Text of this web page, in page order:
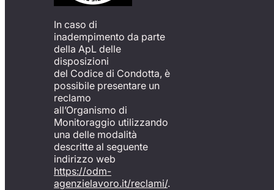
In caso di
inadempimento da parte
della ApL delle
disposizioni
del Codice di Condotta, è
possibile presentare un
reclamo
all’Organismo di
Monitoraggio utilizzando
una delle modalità
descritte al seguente
indirizzo web
https://odm-
agenzielavoro.it/reclami/.